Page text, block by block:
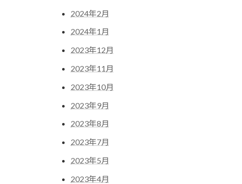
2024年2月
2024年1月
2023年12月
2023年11月
2023年10月
2023年9月
2023年8月
2023年7月
2023年5月
2023年4月